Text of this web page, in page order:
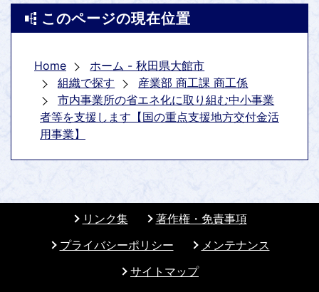
このページの現在位置
Home
ホーム - 秋田県大館市
組織で探す
産業部 商工課 商工係
市内事業所の省エネ化に取り組む中小事業
者等を支援します【国の重点支援地方交付金活
用事業】
リンク集
著作権・免責事項
プライバシーポリシー
メンテナンス
サイトマップ